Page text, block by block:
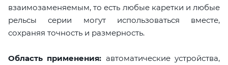
взаимозаменяемым, то есть любые каретки и любые
рельсы серии могут использоваться вместе,
сохраняя точность и размерность.
Область применения: автоматические устройства,